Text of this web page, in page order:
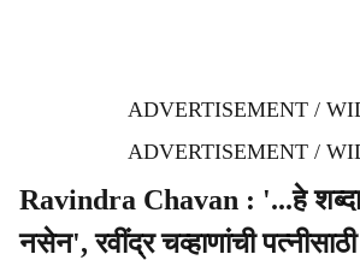
ADVERTISEMENT /
ADVERTISEMENT /
Ravindra Chavan : '...हे
नसेन', रवींद्र चव्हाणांची